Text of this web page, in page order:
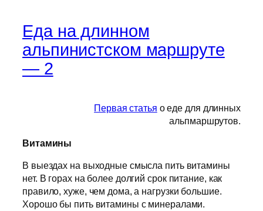
Еда на длинном
альпинистском маршруте
— 2
Первая статья о еде для длинных
альпмаршрутов.
Витамины
В выездах на выходные смысла пить витамины
нет. В горах на более долгий срок питание, как
правило, хуже, чем дома, а нагрузки большие.
Хорошо бы пить витамины с минералами.